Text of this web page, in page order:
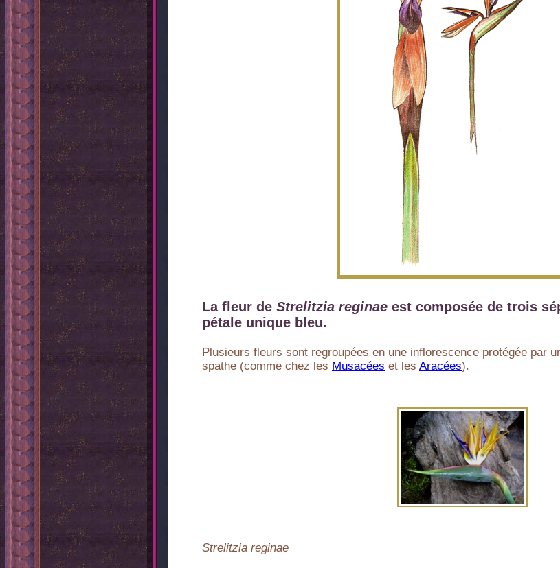
La fleur de Strelitzia reginae est composée de trois
pétale unique bleu.
Plusieurs fleurs sont regroupées en une inflorescence protégée par
spathe (comme chez les Musacées et les Aracées).
Strelitzia reginae